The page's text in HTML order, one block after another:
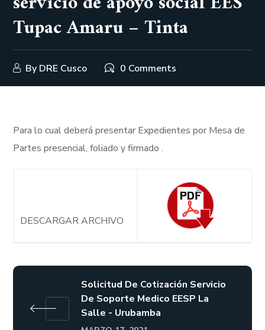
Tupac Amaru – Tinta
By DRE Cusco 0 Comments
Para lo cual deberá presentar Expedientes por Mesa de
Partes presencial, foliado y firmado .
DESCARGAR ARCHIVO
Solicitud De Cotización Servicio
De Soporte Medico EESP La
Salle - Urubamba